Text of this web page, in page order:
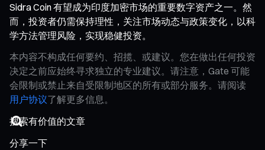
Sidra Coin 有望成为印度加密市场的重要数字资产之一。然
而，投资者仍需保持理性，关注市场动态与政策变化，以科
学方法管理风险，实现稳健投资。
本内容不构成任何要约、招揽、或建议。您在做出任何投资
决定之前应始终寻求独立的专业建议。请注意，Gate 可能
会限制或禁止来自受限制地区的所有或部分服务。请阅读
用户协议了解更多信息。
分享一下